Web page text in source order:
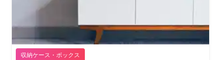
収納ケース・ボックス